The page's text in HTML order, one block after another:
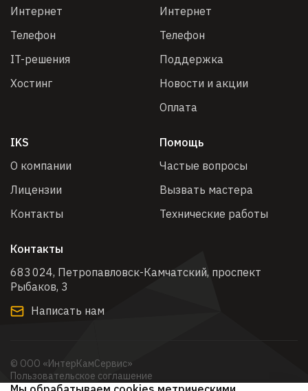
Интернет
Телефон
IT-решения
Хостинг
Интернет
Телефон
Поддержка
Новости и акции
Оплата
IKS
О компании
Лицензии
Контакты
Помощь
Частые вопросы
Вызвать мастера
Технические работы
Контакты
683 024, Петропавловск-Камчатский, проспект
Рыбаков, 3​
Написать нам
© ООО «ИнтерКамСервис»
Пользовательское соглашение
Политика обработки персональных данных